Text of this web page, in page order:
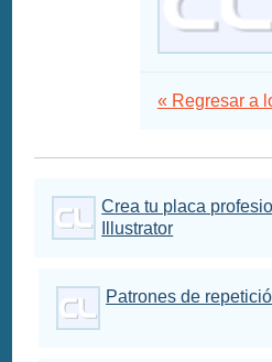
« Regresar a
Crea tu placa
Illustrator
Patrones de